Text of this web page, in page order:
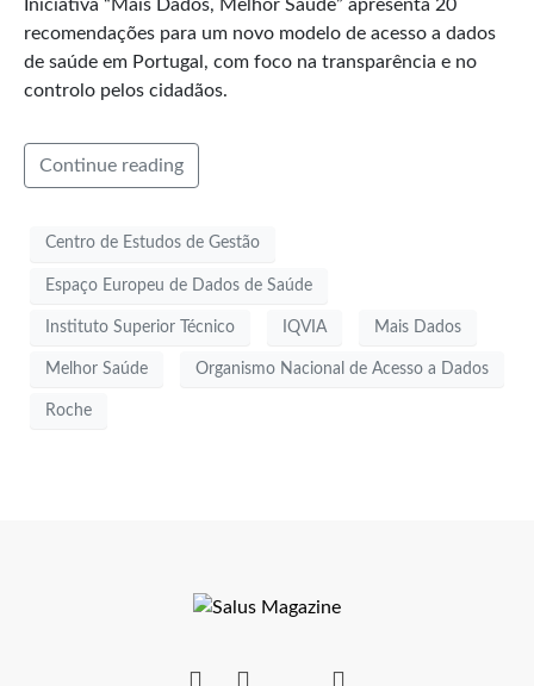
Iniciativa “Mais Dados, Melhor Saúde” apresenta 20
recomendações para um novo modelo de acesso a dados
de saúde em Portugal, com foco na transparência e no
controlo pelos cidadãos.
Continue reading
Centro de Estudos de Gestão
Espaço Europeu de Dados de Saúde
Instituto Superior Técnico IQVIA Mais Dados
Melhor Saúde Organismo Nacional de Acesso a Dados
Roche